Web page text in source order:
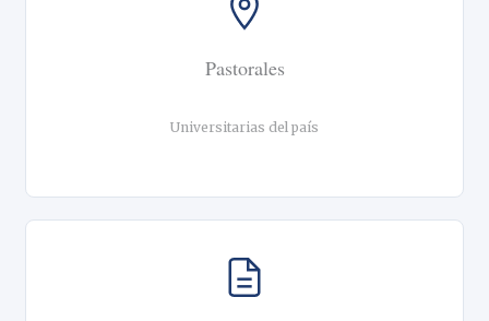
Pastorales
Universitarias del país